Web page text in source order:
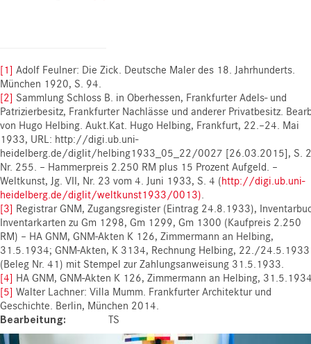
[1] Adolf Feulner: Die Zick. Deutsche Maler des 18. Jahrhunderts.
München 1920, S. 94.
[2] Sammlung Schloss B. in Oberhessen, Frankfurter Adels- und
Patrizierbesitz, Frankfurter Nachlässe und anderer Privatbesitz.
von Hugo Helbing. Aukt.Kat. Hugo Helbing, Frankfurt, 22.–24. Mai
1933, URL: http://digi.ub.uni-
heidelberg.de/diglit/helbing1933_05_22/0027 [26.03.2015], S.
Nr. 255. – Hammerpreis 2.250 RM plus 15 Prozent Aufgeld. –
Weltkunst, Jg. VII, Nr. 23 vom 4. Juni 1933, S. 4 (http://digi.ub.uni-
heidelberg.de/diglit/weltkunst1933/0013)
[3] Registrar GNM, Zugangsregister (Eintrag 24.8.1933),
Inventarkarten zu Gm 1298, Gm 1299, Gm 1300 (Kaufpreis 2.250
RM) – HA GNM, GNM-Akten K 126, Zimmermann an Helbing,
31.5.1934; GNM-Akten, K 3134, Rechnung Helbing, 22./24.5.1933
(Beleg Nr. 41) mit Stempel zur Zahlungsanweisung 31.5.1933.
[4] HA GNM, GNM-Akten K 126, Zimmermann an Helbing,
[5] Walter Lachner: Villa Mumm. Frankfurter Architektur und
Geschichte. Berlin, München 2014.
Bearbeitung TS